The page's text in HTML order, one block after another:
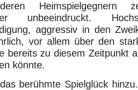
Heimspielgegnern
unbeeindruckt.
aggressiv in den
vor allem über den
bereits zu diesem Zeitpunkt
könnte.
berühmte Spielglück